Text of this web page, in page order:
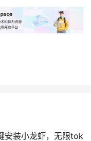
安装小龙虾，无限tok